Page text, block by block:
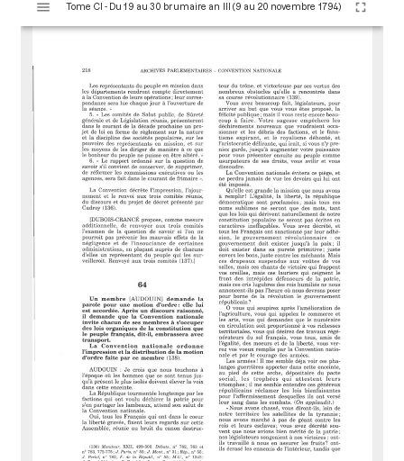
s
Tome CI - Du 19 au 30 brumaire an III (9 au 20 novembre 1794)